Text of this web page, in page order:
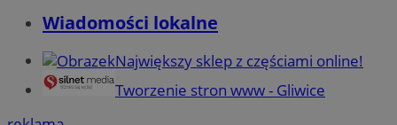
Wiadomości lokalne
Największy sklep z częściami online!
Tworzenie stron www - Gliwice